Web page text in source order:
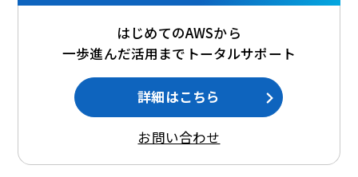
はじめてのAWSから
一歩進んだ活用までトータルサポート
詳細はこちら
お問い合わせ